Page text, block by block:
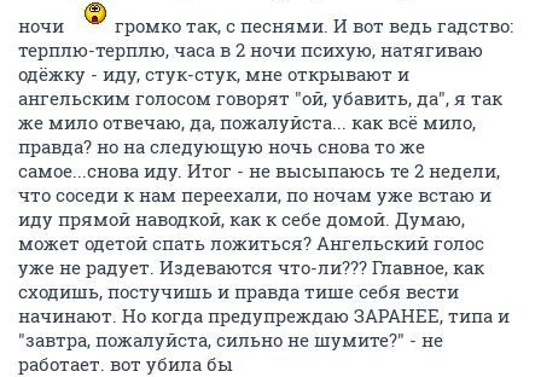
ночи
громко так, с песнями. И вот ведь гадство:
терплю-терплю, часа в 2 ночи психую, натягиваю
одёжку - иду, стук-стук, мне открывают и
ангельским голосом говорят "ой, убавить, да", я так
же мило отвечаю, да, пожалуйста... как всё мило,
правда? но на следующую ночь снова то же
самое...снова иду. Итог - не высыпаюсь те 2 недели,
что соседи к нам переехали, по ночам уже встаю и
иду прямой наводкой, как к себе домой. Думаю,
может одетой спать ложиться? Ангельский голос
уже не радует. Издеваются что-ли??? Главное, как
сходишь, постучишь и правда тише себя вести
начинают. Но когда предупреждаю ЗАРАНЕЕ, типа и
"завтра, пожалуйста, сильно не шумите?" - не
работает. вот убила бы